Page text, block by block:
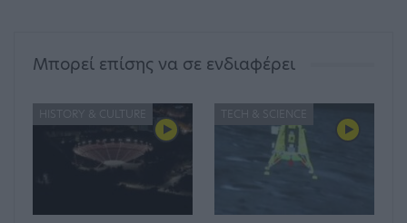
Μπορεί επίσης να σε ενδιαφέρει
HISTORY & CULTURE TECH & SCIENCE